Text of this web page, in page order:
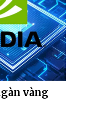
vàng